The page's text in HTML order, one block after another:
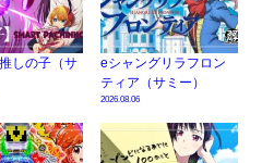
金額中央値「1万円-3万円/1回」「遊技
タ）まとめ｜ぱちんこパチスロ関連【4
しの子（サ
eシャングリラフロン
ティア（サミー）
2026.08.06